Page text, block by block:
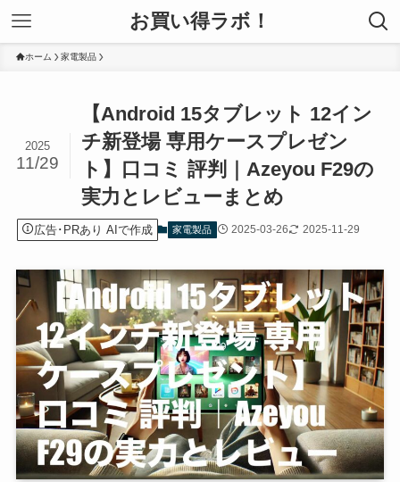
お買い得ラボ！
ホーム 家電製品
【Android 15タブレット 12イン
チ新登場 専用ケースプレゼン
ト】口コミ 評判｜Azeyou F29の
実力とレビューまとめ
2025
11/29
広告･PRあり AIで作成 家電製品 2025-03-26 2025-11-29